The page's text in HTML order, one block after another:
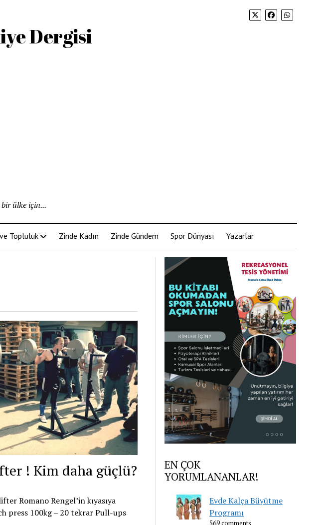
Dergisi
bir ülke için...
Topluluk Zinde Kadın Zinde Gündem Spor Dünyası Yazarlar
! Kim daha güçlü?
Romano Rengel’in kıyasıya
press 100kg – 20 tekrar Pull-ups
EN ÇOK
YORUMLANANLAR!
Evde Kalça Büyütme
Programı
569 comments